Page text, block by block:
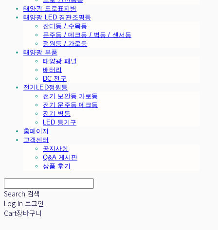
태양광 도로표지병
태양광 LED 경관조명등
잔디등 / 수목등
문주등 / 데크등 / 벽등 / 센서등
정원등 / 가로등
태양광 부품
태양광 패널
배터리
DC 전구
전기LED정원등
전기 보안등 가로등
전기 문주등 데크등
전기 벽등
LED 등기구
홈페이지
고객센터
공지사항
Q&A 게시판
상품 후기
Search 검색
Log In 로그인
Cart장바구니